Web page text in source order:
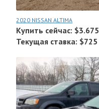
2020 NISSAN ALTIMA
Купить сейчас: $3.675
Текущая ставка: $725